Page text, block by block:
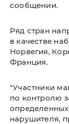
сообщении.
Ряд стран
в качестве
Норвегия,
Франция.
"Участники
по контролю
нарушителя,